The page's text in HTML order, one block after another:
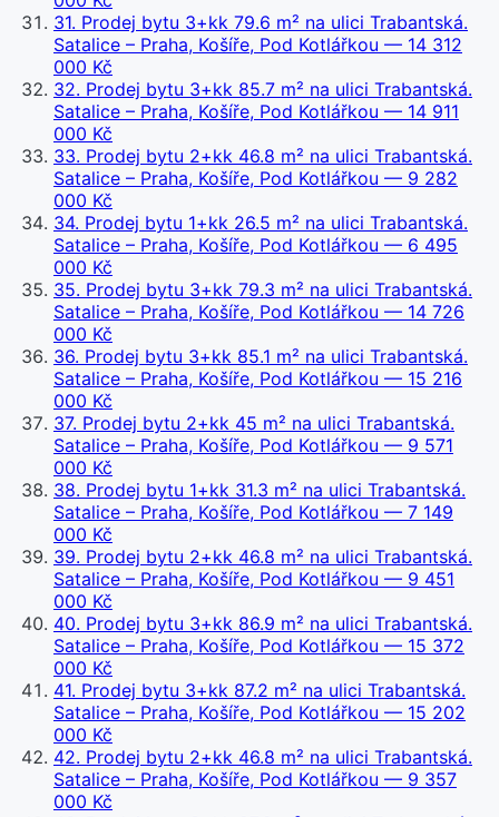
31. Prodej bytu 3+kk 79.6 m² na ulici Trabantská.
Satalice – Praha, Košíře, Pod Kotlářkou — 14 312
000 Kč
32. Prodej bytu 3+kk 85.7 m² na ulici Trabantská.
Satalice – Praha, Košíře, Pod Kotlářkou — 14 911
000 Kč
33. Prodej bytu 2+kk 46.8 m² na ulici Trabantská.
Satalice – Praha, Košíře, Pod Kotlářkou — 9 282
000 Kč
34. Prodej bytu 1+kk 26.5 m² na ulici Trabantská.
Satalice – Praha, Košíře, Pod Kotlářkou — 6 495
000 Kč
35. Prodej bytu 3+kk 79.3 m² na ulici Trabantská.
Satalice – Praha, Košíře, Pod Kotlářkou — 14 726
000 Kč
36. Prodej bytu 3+kk 85.1 m² na ulici Trabantská.
Satalice – Praha, Košíře, Pod Kotlářkou — 15 216
000 Kč
37. Prodej bytu 2+kk 45 m² na ulici Trabantská.
Satalice – Praha, Košíře, Pod Kotlářkou — 9 571
000 Kč
38. Prodej bytu 1+kk 31.3 m² na ulici Trabantská.
Satalice – Praha, Košíře, Pod Kotlářkou — 7 149
000 Kč
39. Prodej bytu 2+kk 46.8 m² na ulici Trabantská.
Satalice – Praha, Košíře, Pod Kotlářkou — 9 451
000 Kč
40. Prodej bytu 3+kk 86.9 m² na ulici Trabantská.
Satalice – Praha, Košíře, Pod Kotlářkou — 15 372
000 Kč
41. Prodej bytu 3+kk 87.2 m² na ulici Trabantská.
Satalice – Praha, Košíře, Pod Kotlářkou — 15 202
000 Kč
42. Prodej bytu 2+kk 46.8 m² na ulici Trabantská.
Satalice – Praha, Košíře, Pod Kotlářkou — 9 357
000 Kč